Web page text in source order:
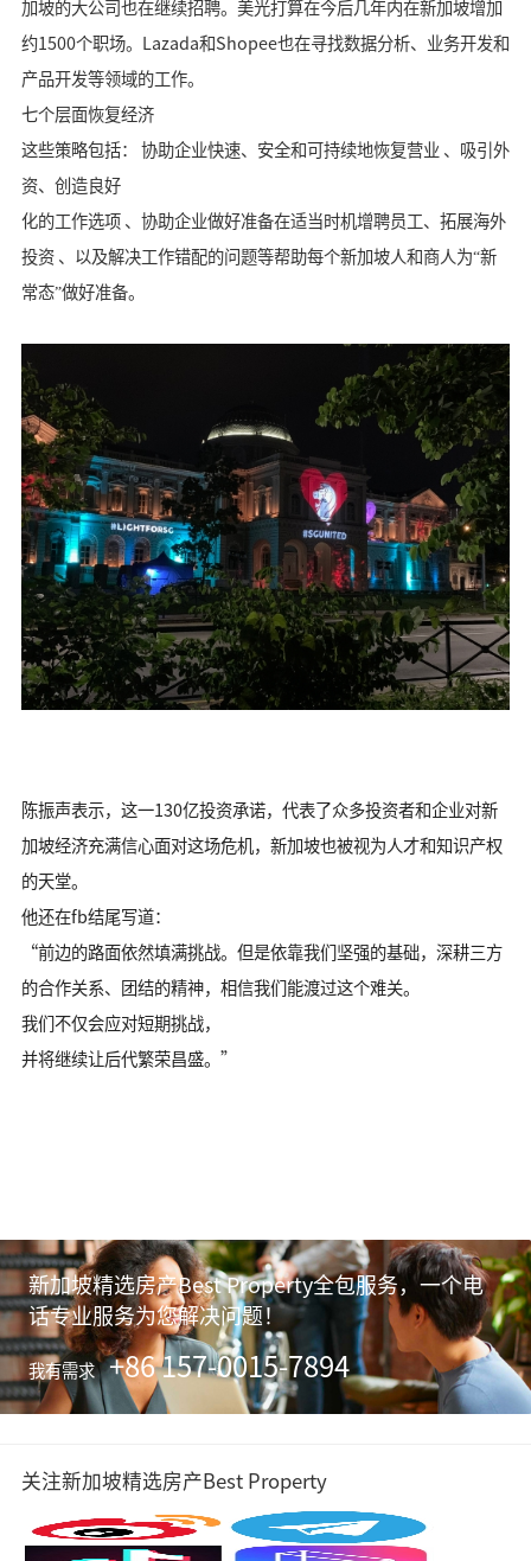
加坡的大公司也在继续招聘。美光打算在今后几年内在新加坡增加
约1500个职场。Lazada和Shopee也在寻找数据分析、业务开发和
产品开发等领域的工作。
七个层面恢复经济
这些策略包括： 协助企业快速、安全和可持续地恢复营业 、吸引外
资、创造良好
化的工作选项 、协助企业做好准备在适当时机增聘员工、拓展海外
投资 、以及解决工作错配的问题等帮助每个新加坡人和商人为“新
常态”做好准备。
陈振声表示，这一130亿投资承诺，代表了众多投资者和企业对新
加坡经济充满信心面对这场危机，新加坡也被视为人才和知识产权
的天堂。
他还在fb结尾写道：
“前边的路面依然填满挑战。但是依靠我们坚强的基础，深耕三方
的合作关系、团结的精神，相信我们能渡过这个难关。
我们不仅会应对短期挑战，
并将继续让后代繁荣昌盛。”
新加坡精选房产Best Property全包服务，一个电
话专业服务为您解决问题！
我有需求 +86 157-0015-7894
关注新加坡精选房产Best Property